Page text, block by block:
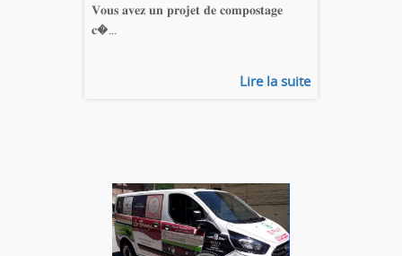
𝐕𝐨𝐮𝐬 𝐚𝐯𝐞𝐳 𝐮𝐧 𝐩𝐫𝐨𝐣𝐞𝐭 𝐝𝐞 𝐜𝐨𝐦𝐩𝐨𝐬𝐭𝐚𝐠𝐞
𝐜�...
Lire la suite